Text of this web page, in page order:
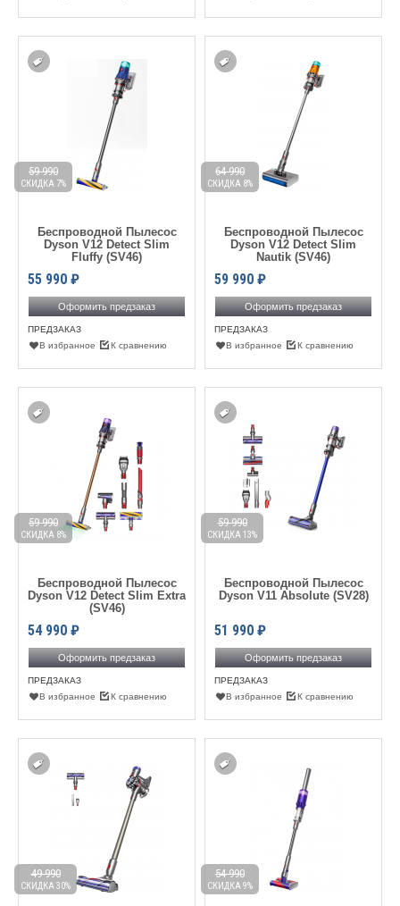
Беспроводной Пылесос
Dyson V12 Detect Slim
Fluffy (SV46)
55 990 ₽
59 990
СКИДКА 7%
Оформить предзаказ
ПРЕДЗАКАЗ
В избранное
К сравнению
Беспроводной Пылесос
Dyson V12 Detect Slim
Nautik (SV46)
59 990 ₽
64 990
СКИДКА 8%
Оформить предзаказ
ПРЕДЗАКАЗ
В избранное
К сравнению
Беспроводной Пылесос
Dyson V12 Detect Slim Extra
(SV46)
54 990 ₽
59 990
СКИДКА 8%
Оформить предзаказ
ПРЕДЗАКАЗ
В избранное
К сравнению
Беспроводной Пылесос
Dyson V11 Absolute (SV28)
51 990 ₽
59 990
СКИДКА 13%
Оформить предзаказ
ПРЕДЗАКАЗ
В избранное
К сравнению
49 990
СКИДКА 30%
54 990
СКИДКА 9%